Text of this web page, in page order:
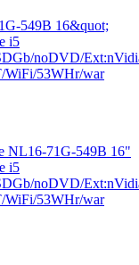
NL16-71G-549B 16"
i5
noDVD/
WiFi/53WHr/war